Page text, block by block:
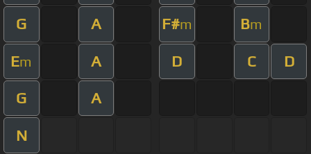
G A F#m Bm
Em A D C D
G A
N